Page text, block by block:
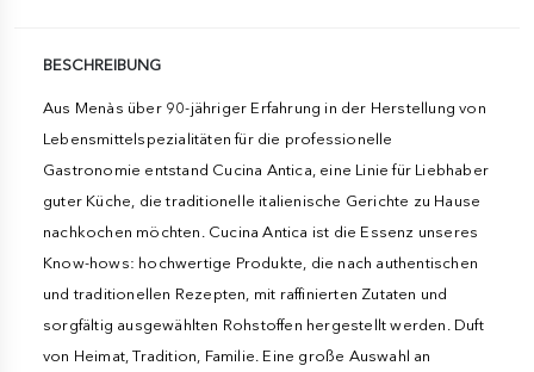
BESCHREIBUNG
Aus Menàs über 90-jähriger Erfahrung in der Herstellung von
Lebensmittelspezialitäten für die professionelle
Gastronomie entstand Cucina Antica, eine Linie für Liebhaber
guter Küche, die traditionelle italienische Gerichte zu Hause
nachkochen möchten. Cucina Antica ist die Essenz unseres
Know-hows: hochwertige Produkte, die nach authentischen
und traditionellen Rezepten, mit raffinierten Zutaten und
sorgfältig ausgewählten Rohstoffen hergestellt werden. Duft
von Heimat, Tradition, Familie. Eine große Auswahl an